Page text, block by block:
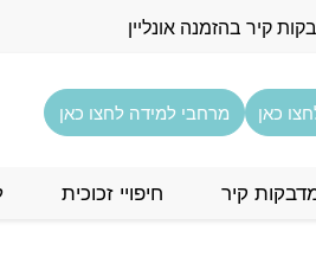
קיר בהזמנה אונליין
כאן מרחבי למידה לחצו כאן
קיר חיפויי זכוכית